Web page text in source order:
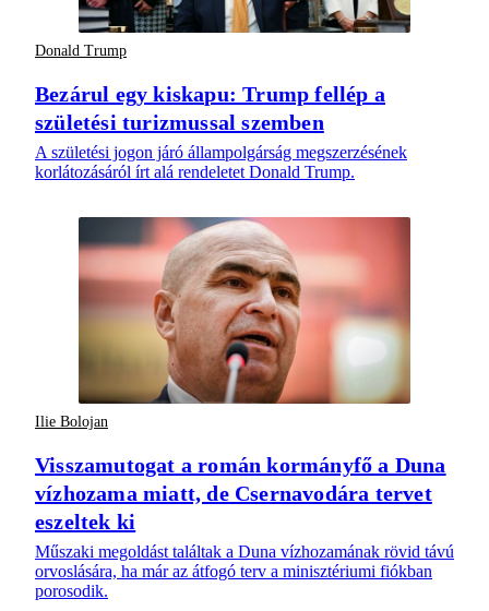
Donald Trump
Bezárul egy kiskapu: Trump fellép a
születési turizmussal szemben
A születési jogon járó állampolgárság megszerzésének
korlátozásáról írt alá rendeletet Donald Trump.
Ilie Bolojan
Visszamutogat a román kormányfő a Duna
vízhozama miatt, de Csernavodára tervet
eszeltek ki
Műszaki megoldást találtak a Duna vízhozamának rövid távú
orvoslására, ha már az átfogó terv a minisztériumi fiókban
porosodik.